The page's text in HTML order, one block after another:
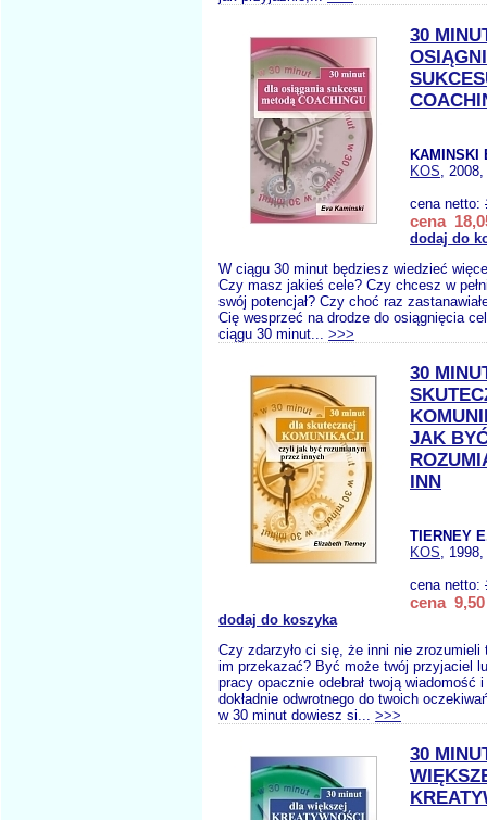
30
KAMINSKI
KOS,
cena netto:
cena
dodaj do
W ciągu 30 minut będziesz wiedzieć
Czy masz jakieś cele? Czy chcesz w
swój potencjał? Czy choć raz
Cię wesprzeć na drodze do osiągnięcia
ciągu 30 minut... >>>
30
JAK
INN
TIERNEY
KOS,
cena netto:
cena 9,50
dodaj do koszyka
Czy zdarzyło ci się, że inni nie zrozumieli
im przekazać? Być może twój przyjaciel
pracy opacznie odebrał twoją wiadomość i
dokładnie odwrotnego do twoich
w 30 minut dowiesz si... >>>
30